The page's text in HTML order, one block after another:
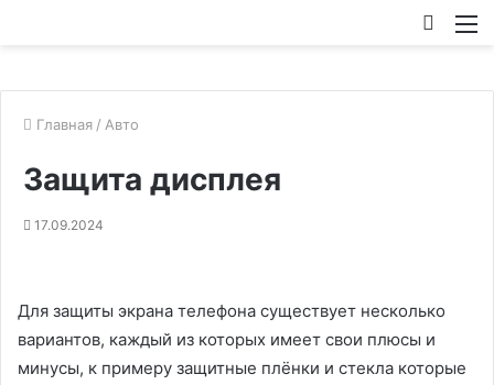
Главная / Авто
Защита дисплея
17.09.2024
Для защиты экрана телефона существует несколько
вариантов, каждый из которых имеет свои плюсы и
минусы, к примеру защитные плёнки и стекла которые